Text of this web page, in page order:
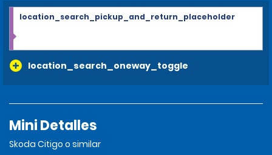
location_search_oneway_toggle
location_search_pickup_and_return_placeholder
Mini Detalles
Skoda Citigo o similar